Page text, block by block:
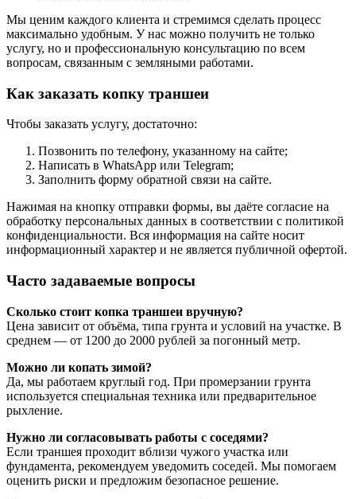
Мы ценим каждого клиента и стремимся сделать процесс
максимально удобным. У нас можно получить не только
услугу, но и профессиональную консультацию по всем
вопросам, связанным с земляными работами.
Как заказать копку траншеи
Чтобы заказать услугу, достаточно:
Позвонить по телефону, указанному на сайте;
Написать в WhatsApp или Telegram;
Заполнить форму обратной связи на сайте.
Нажимая на кнопку отправки формы, вы даёте согласие на
обработку персональных данных в соответствии с политикой
конфиденциальности. Вся информация на сайте носит
информационный характер и не является публичной офертой.
Часто задаваемые вопросы
Сколько стоит копка траншеи вручную?
Цена зависит от объёма, типа грунта и условий на участке. В
среднем — от 1200 до 2000 рублей за погонный метр.
Можно ли копать зимой?
Да, мы работаем круглый год. При промерзании грунта
используется специальная техника или предварительное
рыхление.
Нужно ли согласовывать работы с соседями?
Если траншея проходит вблизи чужого участка или
фундамента, рекомендуем уведомить соседей. Мы помогаем
оценить риски и предложим безопасное решение.